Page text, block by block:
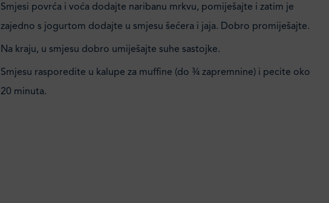
Smjesi povrća i voća dodajte naribanu mrkvu, pomiješajte i zatim je
zajedno s jogurtom dodajte u smjesu šećera i jaja. Dobro promiješajte.
Na kraju, u smjesu dobro umiješajte suhe sastojke.
Smjesu rasporedite u kalupe za muffine (do ¾ zapremnine) i pecite oko
20 minuta.